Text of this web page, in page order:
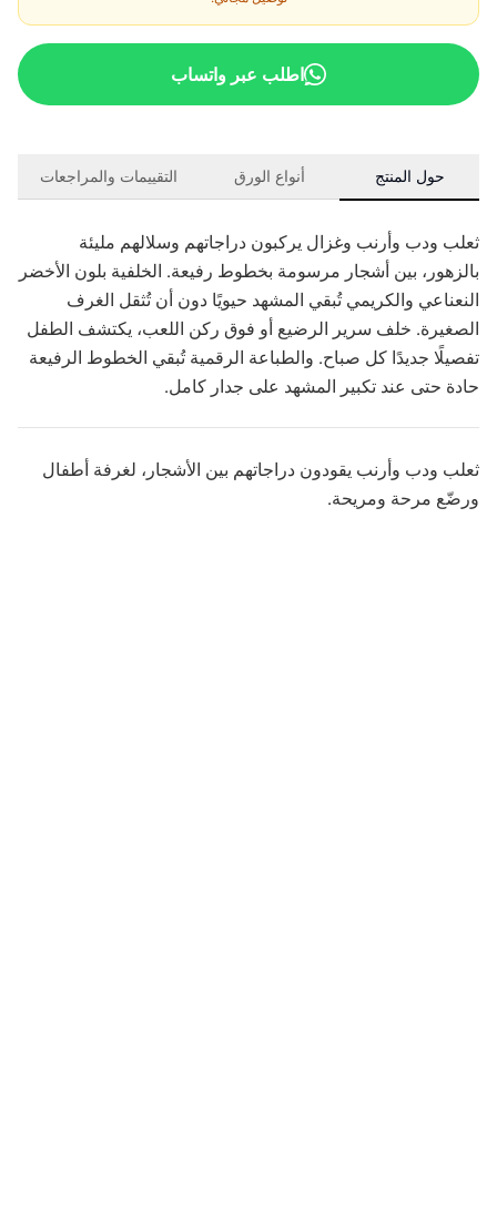
اطلب عبر واتساب
حول المنتج أنواع الورق التقييمات والمراجعات
ثعلب ودب وأرنب وغزال يركبون دراجاتهم وسلالهم مليئة
بالزهور، بين أشجار مرسومة بخطوط رفيعة. الخلفية بلون الأخضر
النعناعي والكريمي تُبقي المشهد حيويًا دون أن تُثقل الغرف
الصغيرة. خلف سرير الرضيع أو فوق ركن اللعب، يكتشف الطفل
تفصيلًا جديدًا كل صباح. والطباعة الرقمية تُبقي الخطوط الرفيعة
حادة حتى عند تكبير المشهد على جدار كامل.
ثعلب ودب وأرنب يقودون دراجاتهم بين الأشجار، لغرفة أطفال
ورضّع مرحة ومريحة.